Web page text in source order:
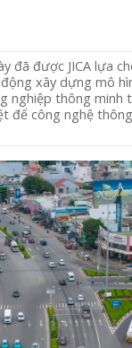
đã được JICA lựa
xây dựng mô
nghiệp thông minh
để công nghệ